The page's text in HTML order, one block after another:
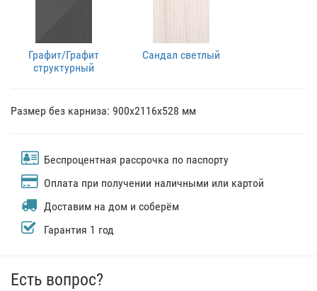
Графит/Графит
структурный
Сандал светлый
Размер без карниза: 900х2116х528 мм
Беспроцентная рассрочка по паспорту
Оплата при получении наличными или картой
Доставим на дом и соберём
Гарантия 1 год
Есть вопрос?